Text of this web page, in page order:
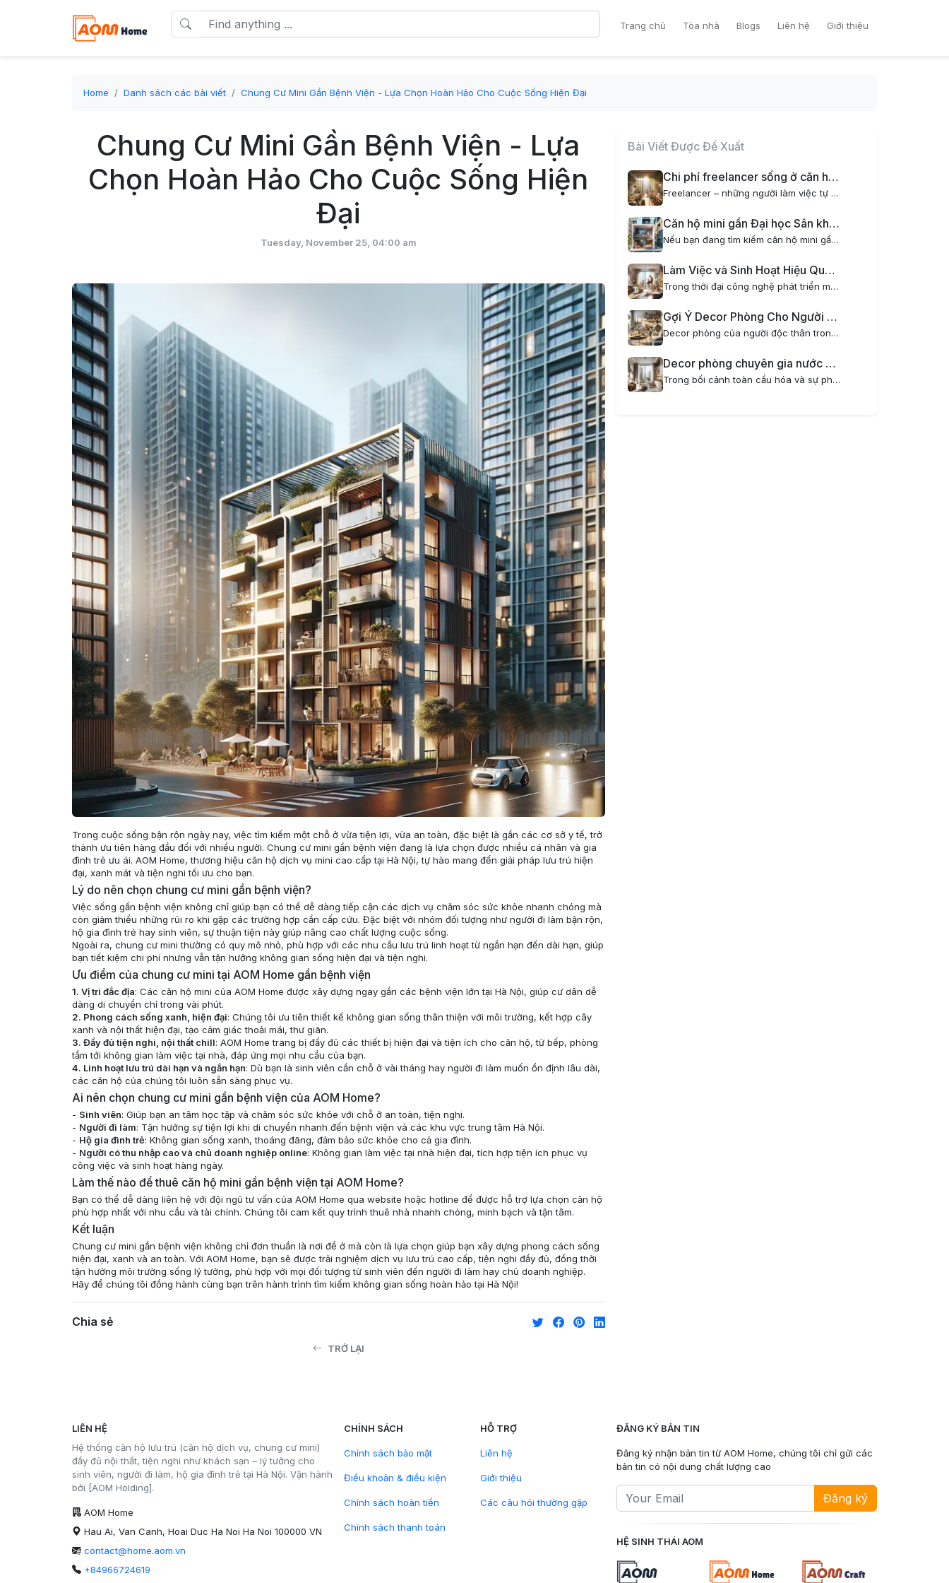
Trang chủ Tòa nhà Blogs Liên hệ Giới thiệu
Home Danh sách các bài viết Chung Cư Mini Gần Bệnh Viện - Lựa Chọn Hoàn Hảo Cho Cuộc Sống Hiện Đại
Chung Cư Mini Gần Bệnh Viện - Lựa
Chọn Hoàn Hảo Cho Cuộc Sống Hiện
Đại
Tuesday, November 25, 04:00 am
Trong cuộc sống bận rộn ngày nay, việc tìm kiếm một chỗ ở vừa tiện lợi, vừa an toàn, đặc biệt là gần các cơ sở y tế, trở
thành ưu tiên hàng đầu đối với nhiều người. Chung cư mini gần bệnh viện đang là lựa chọn được nhiều cá nhân và gia
đình trẻ ưu ái. AOM Home, thương hiệu căn hộ dịch vụ mini cao cấp tại Hà Nội, tự hào mang đến giải pháp lưu trú hiện
đại, xanh mát và tiện nghi tối ưu cho bạn.
Lý do nên chọn chung cư mini gần bệnh viện?
Việc sống gần bệnh viện không chỉ giúp bạn có thể dễ dàng tiếp cận các dịch vụ chăm sóc sức khỏe nhanh chóng mà
còn giảm thiểu những rủi ro khi gặp các trường hợp cần cấp cứu. Đặc biệt với nhóm đối tượng như người đi làm bận rộn,
hộ gia đình trẻ hay sinh viên, sự thuận tiện này giúp nâng cao chất lượng cuộc sống.
Ngoài ra, chung cư mini thường có quy mô nhỏ, phù hợp với các nhu cầu lưu trú linh hoạt từ ngắn hạn đến dài hạn, giúp
bạn tiết kiệm chi phí nhưng vẫn tận hưởng không gian sống hiện đại và tiện nghi.
Ưu điểm của chung cư mini tại AOM Home gần bệnh viện
1. Vị trí đắc địa: Các căn hộ mini của AOM Home được xây dựng ngay gần các bệnh viện lớn tại Hà Nội, giúp cư dân dễ
dàng di chuyển chỉ trong vài phút.
2. Phong cách sống xanh, hiện đại: Chúng tôi ưu tiên thiết kế không gian sống thân thiện với môi trường, kết hợp cây
xanh và nội thất hiện đại, tạo cảm giác thoải mái, thư giãn.
3. Đầy đủ tiện nghi, nội thất chill: AOM Home trang bị đầy đủ các thiết bị hiện đại và tiện ích cho căn hộ, từ bếp, phòng
tắm tới không gian làm việc tại nhà, đáp ứng mọi nhu cầu của bạn.
4. Linh hoạt lưu trú dài hạn và ngắn hạn: Dù bạn là sinh viên cần chỗ ở vài tháng hay người đi làm muốn ổn định lâu dài,
các căn hộ của chúng tôi luôn sẵn sàng phục vụ.
Ai nên chọn chung cư mini gần bệnh viện của AOM Home?
- Sinh viên: Giúp bạn an tâm học tập và chăm sóc sức khỏe với chỗ ở an toàn, tiện nghi.
- Người đi làm: Tận hưởng sự tiện lợi khi di chuyển nhanh đến bệnh viện và các khu vực trung tâm Hà Nội.
- Hộ gia đình trẻ: Không gian sống xanh, thoáng đãng, đảm bảo sức khỏe cho cả gia đình.
- Người có thu nhập cao và chủ doanh nghiệp online: Không gian làm việc tại nhà hiện đại, tích hợp tiện ích phục vụ
công việc và sinh hoạt hàng ngày.
Làm thế nào để thuê căn hộ mini gần bệnh viện tại AOM Home?
Bạn có thể dễ dàng liên hệ với đội ngũ tư vấn của AOM Home qua website hoặc hotline để được hỗ trợ lựa chọn căn hộ
phù hợp nhất với nhu cầu và tài chính. Chúng tôi cam kết quy trình thuê nhà nhanh chóng, minh bạch và tận tâm.
Kết luận
Chung cư mini gần bệnh viện không chỉ đơn thuần là nơi để ở mà còn là lựa chọn giúp bạn xây dựng phong cách sống
hiện đại, xanh và an toàn. Với AOM Home, bạn sẽ được trải nghiệm dịch vụ lưu trú cao cấp, tiện nghi đầy đủ, đồng thời
tận hưởng môi trường sống lý tưởng, phù hợp với mọi đối tượng từ sinh viên đến người đi làm hay chủ doanh nghiệp.
Hãy để chúng tôi đồng hành cùng bạn trên hành trình tìm kiếm không gian sống hoàn hảo tại Hà Nội!
Chia sẻ
TRỞ LẠI
Bài Viết Được Đề Xuất
Chi phí freelancer sống ở căn hộ mini tại Hà Nội có gì đặc biệt?
Freelancer – những người làm việc tự do đang ngày càng trở nên phổ biến tại Việt Nam, đặc biệt là tại các thành phố lớn như Hà Nội. Một trong những yếu tố quan trọng ảnh hưởng đến cuộc sống và công việc của freelancer chính là chi phí sinh hoạt, đặc...
Căn hộ mini gần Đại học Sân khấu Điện ảnh – Nơi lý tưởng cho sinh viên và người đi làm
Nếu bạn đang tìm kiếm căn hộ mini gần Đại học Sân khấu Điện ảnh, AOM Home là lựa chọn hoàn hảo dành cho bạn. Với vị trí đắc địa, tiện nghi hiện đại và phong cách sống xanh kết hợp thiết kế nội thất chill, AOM Home mang đến không gian sống tiện nghi,...
Làm Việc và Sinh Hoạt Hiệu Quả Cho Gia Đình Trẻ Khi Thuê Chung Cư Mini
Trong thời đại công nghệ phát triển mạnh mẽ, xu hướng làm việc tại nhà ngày càng phổ biến, đặc biệt đối với các gia đình trẻ. Tuy nhiên, không phải ai cũng có không gian lý tưởng để vừa làm việc vừa sinh hoạt thoải mái. Đó là lý do thuê chung cư...
Gợi Ý Decor Phòng Cho Người Độc Thân Trong Chung Cư Mini Hiện Đại
Decor phòng của người độc thân trong chung cư mini là một nghệ thuật thú vị, giúp biến không gian sống trở nên tiện nghi, phong cách và thể hiện cá tính riêng. Đặc biệt với những ai yêu thích sự tối giản, hiện đại nhưng vẫn muốn có một không gian...
Decor phòng chuyên gia nước ngoài sống tại căn hộ mini sang trọng và tiện nghi
Trong bối cảnh toàn cầu hóa và sự phát triển mạnh mẽ của các doanh nghiệp quốc tế tại Hà Nội, nhu cầu về căn hộ dịch vụ mini cho chuyên gia nước ngoài ngày càng tăng cao. Việc decor phòng dành cho chuyên gia nước ngoài không chỉ đòi hỏi sự hiện đại,...
LIÊN HỆ
Hệ thống căn hộ lưu trú (căn hộ dịch vụ, chung cư mini)
đầy đủ nội thất, tiện nghi như khách sạn – lý tưởng cho
sinh viên, người đi làm, hộ gia đình trẻ tại Hà Nội. Vận hành
bởi [AOM Holding].
AOM Home
Hau Ai, Van Canh, Hoai Duc Ha Noi Ha Noi 100000 VN
contact@home.aom.vn
+84966724619
CHÍNH SÁCH
Chính sách bảo mật
Điều khoản & điều kiện
Chính sách hoàn tiền
Chính sách thanh toán
HỖ TRỢ
Liên hệ
Giới thiệu
Các câu hỏi thường gặp
ĐĂNG KÝ BẢN TIN
Đăng ký nhận bản tin từ AOM Home, chúng tôi chỉ gửi các
bản tin có nội dung chất lượng cao
Đăng ký
HỆ SINH THÁI AOM